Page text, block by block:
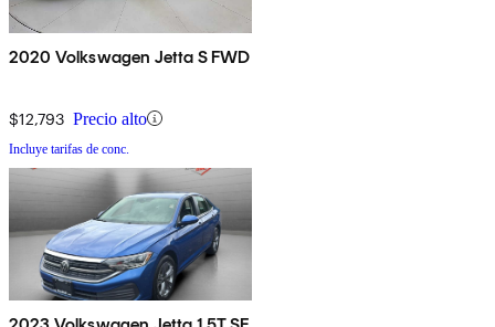
2020 Volkswagen Jetta S FWD
$12,793 Precio alto
Incluye tarifas de conc.